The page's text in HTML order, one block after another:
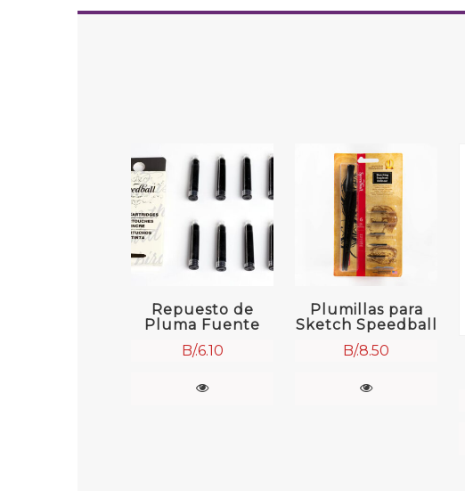
Repuesto de
Pluma Fuente
B/.6.10
Plumillas para
Sketch Speedball
B/.8.50